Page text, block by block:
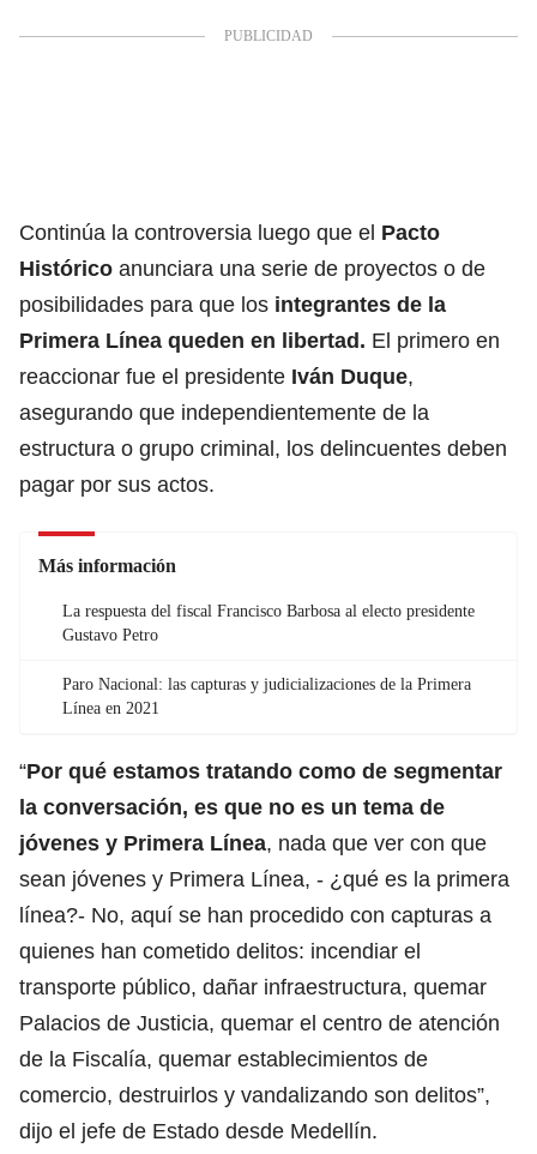
Continúa la controversia luego que el Pacto
Histórico anunciara una serie de proyectos o de
posibilidades para que los integrantes de la
Primera Línea queden en libertad. El primero en
reaccionar fue el presidente Iván Duque,
asegurando que independientemente de la
estructura o grupo criminal, los delincuentes deben
pagar por sus actos.
Más información
La respuesta del fiscal Francisco Barbosa al electo presidente
Gustavo Petro
Paro Nacional: las capturas y judicializaciones de la Primera
Línea en 2021
“Por qué estamos tratando como de segmentar
la conversación, es que no es un tema de
jóvenes y Primera Línea, nada que ver con que
sean jóvenes y Primera Línea, - ¿qué es la primera
línea?- No, aquí se han procedido con capturas a
quienes han cometido delitos: incendiar el
transporte público, dañar infraestructura, quemar
Palacios de Justicia, quemar el centro de atención
de la Fiscalía, quemar establecimientos de
comercio, destruirlos y vandalizando son delitos”,
dijo el jefe de Estado desde Medellín.